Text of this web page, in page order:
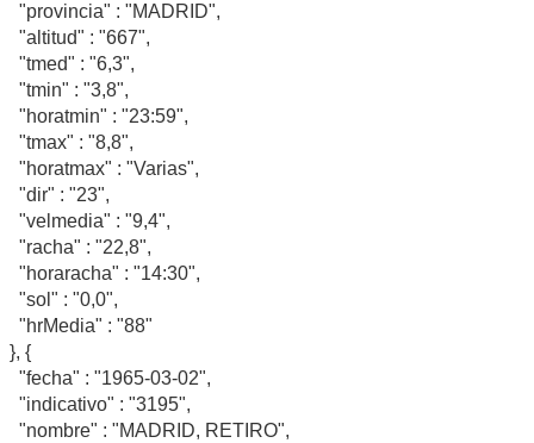
"provincia" : "MADRID",
"altitud" : "667",
"tmed" : "6,3",
"tmin" : "3,8",
"horatmin" : "23:59",
"tmax" : "8,8",
"horatmax" : "Varias",
"dir" : "23",
"velmedia" : "9,4",
"racha" : "22,8",
"horaracha" : "14:30",
"sol" : "0,0",
"hrMedia" : "88"
}, {
"fecha" : "1965-03-02",
"indicativo" : "3195",
"nombre" : "MADRID, RETIRO",